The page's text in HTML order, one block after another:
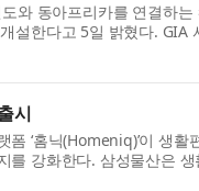
와 동아프리카를 연결하는
설한다고 5일 밝혔다. GIA
스포크(Hub & Spoke)’ 전략
시
‘홈닉(Homeniq)’이 생활
를 강화한다. 삼성물산은
어 서비스를 선보인다고